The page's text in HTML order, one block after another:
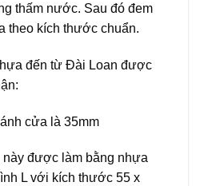
thấm nước. Sau đó đem
theo kích thước chuẩn.
đến từ Đài Loan được
cửa là 35mm
này được làm bằng nhựa
L với kích thước 55 x